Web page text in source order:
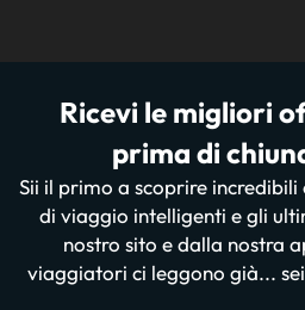
Ricevi le migliori
prima di
Sii il primo a scoprire
di viaggio intelligenti e gli
nostro sito e dalla nostra
viaggiatori ci leggono già...